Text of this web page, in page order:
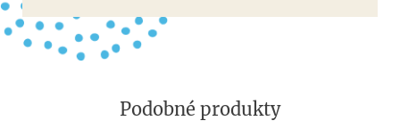
Podobné produkty